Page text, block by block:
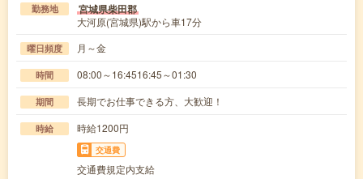
勤務地 宮城県柴田郡
大河原(宮城県)駅から車17分
曜日頻度 月～金
時間 08:00～16:4516:45～01:30
期間 長期でお仕事できる方、大歓迎！
時給 時給1200円
交通費
交通費規定内支給